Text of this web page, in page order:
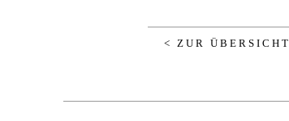
< ZUR ÜBERSICHT